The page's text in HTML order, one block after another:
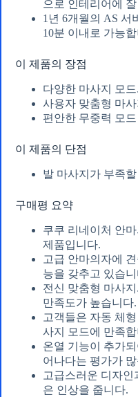
으로 인테리어에
1년 6개월의 AS 서
10분 이내로 가능
이 제품의 장점
다양한 마사지 모
사용자 맞춤형 마사
편안한 무중력 모드
이 제품의 단점
발 마사지가 부족
구매평 요약
쿠쿠 리네이처 안
제품입니다.
고급 안마의자에
능을 갖추고 있습니
전신 맞춤형 마사
만족도가 높습니다.
고객들은 자동 체
사지 모드에 만족
온열 기능이 추가
어나다는 평가가
고급스러운 디자인
은 인상을 줍니다.